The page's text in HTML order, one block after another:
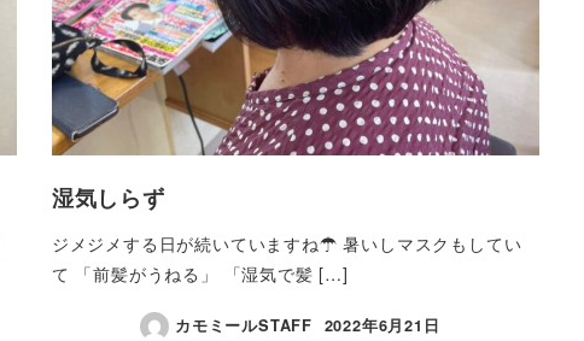
湿気しらず
ジメジメする日が続いていますね☂ 暑いしマスクもしてい
て 「前髪がうねる」 「湿気で髪 […]
カモミールSTAFF 2022年6月21日